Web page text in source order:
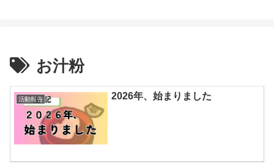
お汁粉
活動報告 2026年、始まりました